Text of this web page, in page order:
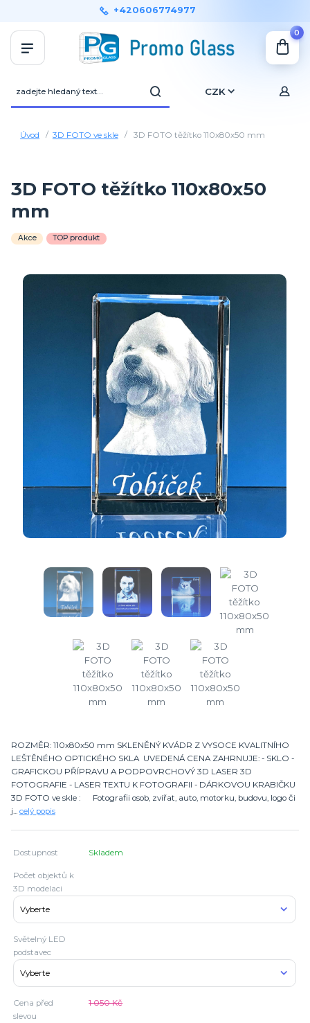
CZK
+420606774977
0
Úvod 3D FOTO ve skle 3D FOTO těžítko 110x80x50 mm
3D FOTO těžítko 110x80x50
mm
Akce TOP produkt
ROZMĚR: 110x80x50 mm SKLENĚNÝ KVÁDR Z VYSOCE KVALITNÍHO
LEŠTĚNÉHO OPTICKÉHO SKLA UVEDENÁ CENA ZAHRNUJE: - SKLO -
GRAFICKOU PŘÍPRAVU A PODPOVRCHOVÝ 3D LASER 3D
FOTOGRAFIE - LASER TEXTU K FOTOGRAFII - DÁRKOVOU KRABIČKU
3D FOTO ve skle : Fotografii osob, zvířat, auto, motorku, budovu, logo či
j... celý popis
Dostupnost Skladem
Počet objektů k
3D modelaci
Světelný LED
podstavec
Cena před
slevou
1 050 Kč